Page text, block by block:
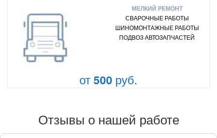
МЕЛКИЙ РЕМОНТ
СВАРОЧНЫЕ РАБОТЫ
ШИНОМОНТАЖНЫЕ РАБОТЫ
ПОДВОЗ АВТОЗАПЧАСТЕЙ
от500 руб.
Отзывы о нашей работе